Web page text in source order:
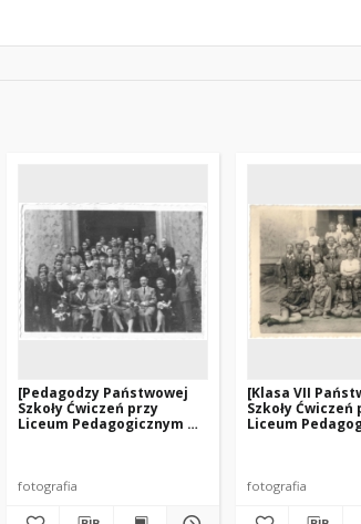
[Pedagodzy Państwowej
Szkoły Ćwiczeń przy
Liceum Pedagogicznym w
fotografia
[Klasa VII
Szkoły Ćwiczeń
Liceum
fotografia